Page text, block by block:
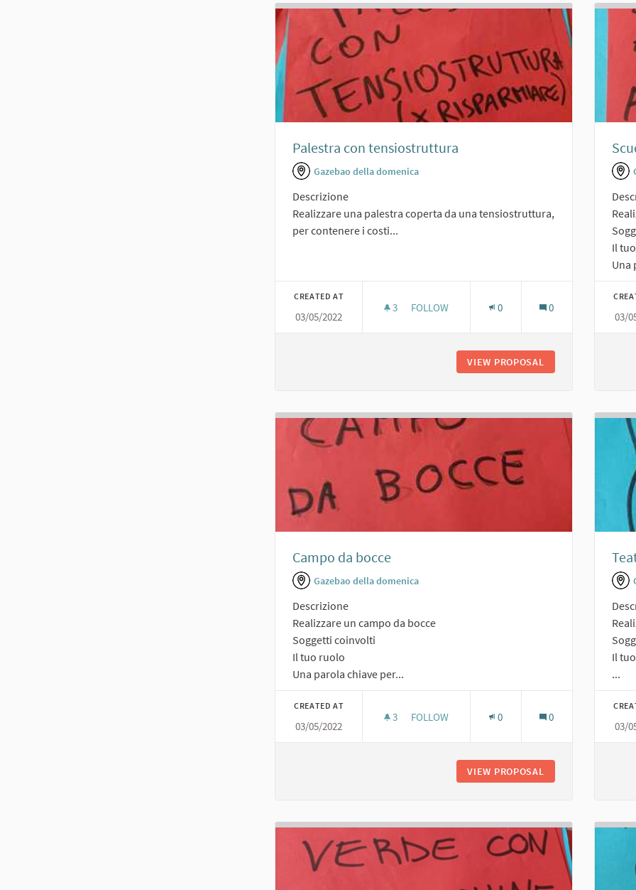
Palestra con tensiostruttura
Gazebao della domenica
Descrizione
Realizzare una palestra coperta da una tensiostruttura,
per contenere i costi...
CREATED AT
03/05/2022
3 3 FOLLOWERS
FOLLOW 0 0
VIEW PROPOSAL
Il
Una
03/
Campo da bocce
Gazebao della domenica
Descrizione
Realizzare un campo da bocce
Soggetti coinvolti
Il tuo ruolo
Una parola chiave per...
CREATED AT
03/05/2022
3 3 FOLLOWERS
FOLLOW 0 0
VIEW PROPOSAL
Il
...
03/